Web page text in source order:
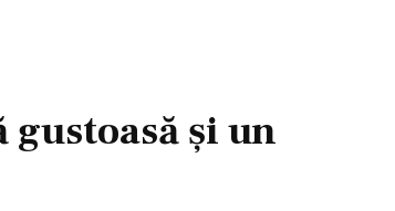
gustoasă şi un